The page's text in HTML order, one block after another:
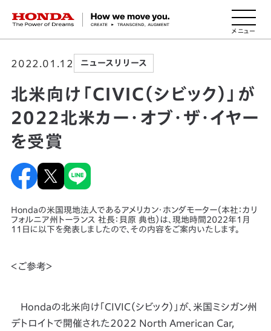
HONDA The Power of Dreams
2022.01.12 ニュースリリース
北米向け「CIVIC（シビック）」が
2022北米カー・オブ・ザ・イヤー
を受賞
Hondaの米国現地法人であるアメリカン・ホンダモーター（本社：カリ
フォルニア州トーランス 社長：貝原 典也）は、現地時間2022年1月
11日に以下を発表しましたので、その内容をご案内いたします。
＜ご参考＞
Hondaの北米向け「CIVIC（シビック）」が、米国ミシガン州
デトロイトで開催された2022 North American Car,